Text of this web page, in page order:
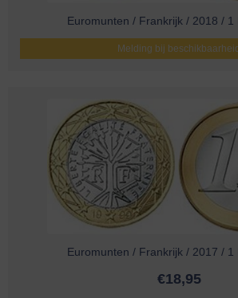
Euromunten / Frankrijk / 2018 / 1
Melding bij beschikbaarheid
Euromunten / Frankrijk / 2017 / 1
€18,95